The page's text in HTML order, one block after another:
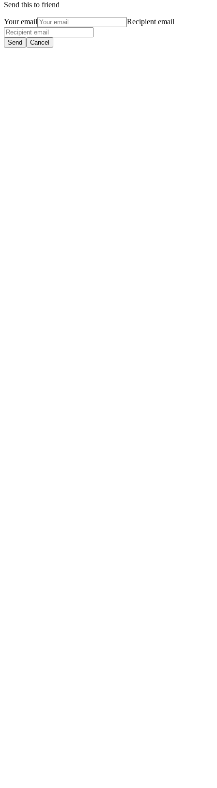
Send this to friend
Your email Recipient email
Send Cancel